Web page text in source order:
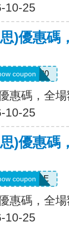
10-25
)優惠碼
ADD20
coupon
惠碼，全
10-25
)優惠碼
MSS30SALE
coupon
惠碼，全
10-25